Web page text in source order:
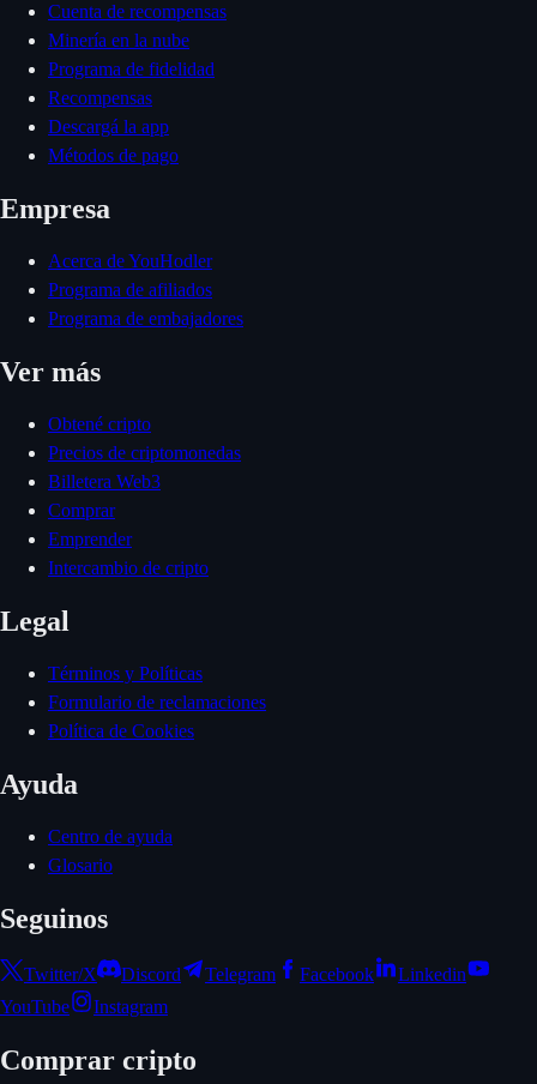
Cuenta de recompensas
Minería en la nube
Programa de fidelidad
Recompensas
Descargá la app
Métodos de pago
Empresa
Acerca de YouHodler
Programa de afiliados
Programa de embajadores
Ver más
Obtené cripto
Precios de criptomonedas
Billetera Web3
Comprar
Emprender
Intercambio de cripto
Legal
Términos y Políticas
Formulario de reclamaciones
Política de Cookies
Ayuda
Centro de ayuda
Glosario
Seguinos
Twitter/X Discord Telegram Facebook
Linkedin
YouTube
Instagram
Comprar cripto